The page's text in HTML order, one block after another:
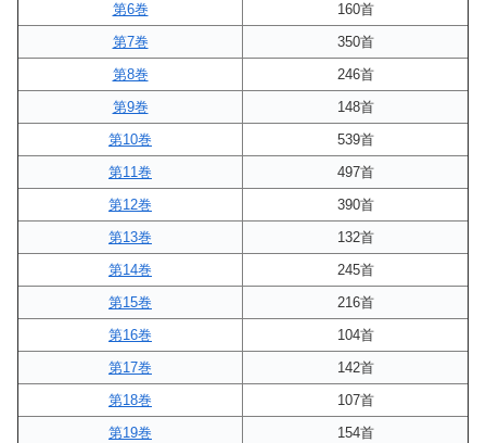
第6巻
160首
第7巻
350首
第8巻
246首
第9巻
148首
第10巻
539首
第11巻
497首
第12巻
390首
第13巻
132首
第14巻
245首
第15巻
216首
第16巻
104首
第17巻
142首
第18巻
107首
第19巻
154首